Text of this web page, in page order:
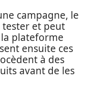
campagne, le
et peut
plateforme
ensuite ces
à des
avant de les